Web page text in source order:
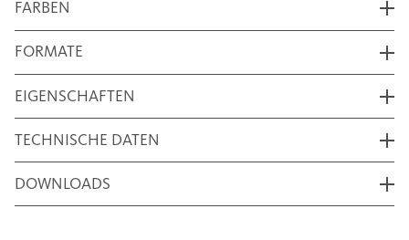
FARBEN
FORMATE
EIGENSCHAFTEN
TECHNISCHE DATEN
DOWNLOADS